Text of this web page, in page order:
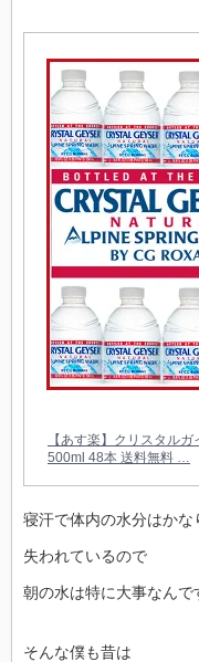
【あす楽】クリスタル
500ml 48本 送料無料 …
寝汗で体内の水分はかな
失われているので
朝の水は特に大事なんで
そんな僕も昔は